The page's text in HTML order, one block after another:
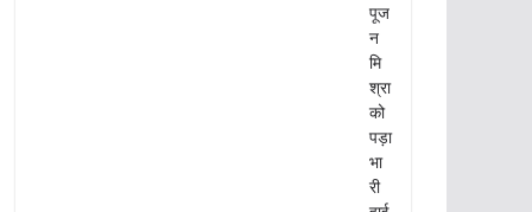
पूज
न
मि
श्रा
को
पड़ा
भा
री